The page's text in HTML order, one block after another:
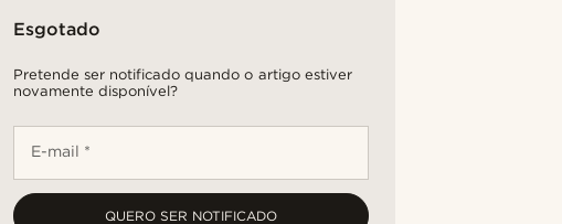
Esgotado
Pretende ser notificado quando o artigo estiver
novamente disponível?
E-mail *
QUERO SER NOTIFICADO